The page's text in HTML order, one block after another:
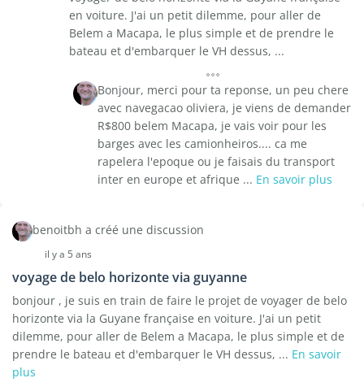
en voiture. J'ai un petit dilemme, pour aller de
Belem a Macapa, le plus simple et de prendre le
bateau et d'embarquer le VH dessus, ...
Bonjour, merci pour ta reponse, un peu chere
avec navegacao oliviera, je viens de demander
R$800 belem Macapa, je vais voir pour les
barges avec les camionheiros.... ca me
rapelera l'epoque ou je faisais du transport
inter en europe et afrique ... En savoir plus
benoitbh a créé une discussion
il y a 5 ans
voyage de belo horizonte via guyanne
bonjour , je suis en train de faire le projet de voyager de belo
horizonte via la Guyane française en voiture. J'ai un petit
dilemme, pour aller de Belem a Macapa, le plus simple et de
prendre le bateau et d'embarquer le VH dessus, ... En savoir
plus